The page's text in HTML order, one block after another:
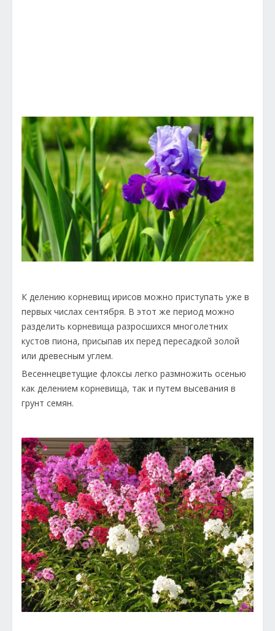
К делению корневищ ирисов можно приступать уже в
первых числах сентября. В этот же период можно
разделить корневища разросшихся многолетних
кустов пиона, присыпав их перед пересадкой золой
или древесным углем.
Весеннецветущие флоксы легко размножить осенью
как делением корневища, так и путем высевания в
грунт семян.